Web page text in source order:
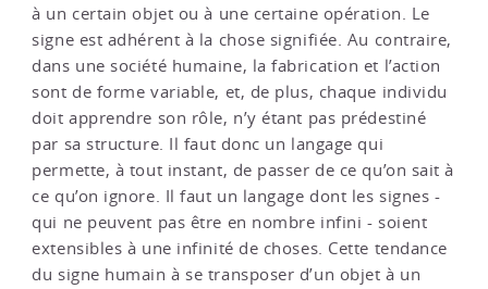
à un certain objet ou à une certaine opération. Le
signe est adhérent à la chose signifiée. Au contraire,
dans une société humaine, la fabrication et l’action
sont de forme variable, et, de plus, chaque individu
doit apprendre son rôle, n’y étant pas prédestiné
par sa structure. Il faut donc un langage qui
permette, à tout instant, de passer de ce qu’on sait à
ce qu’on ignore. Il faut un langage dont les signes -
qui ne peuvent pas être en nombre infini - soient
extensibles à une infinité de choses. Cette tendance
du signe humain à se transposer d’un objet à un